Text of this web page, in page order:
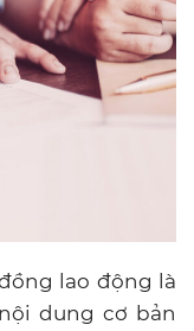
lao động là
dung cơ bản